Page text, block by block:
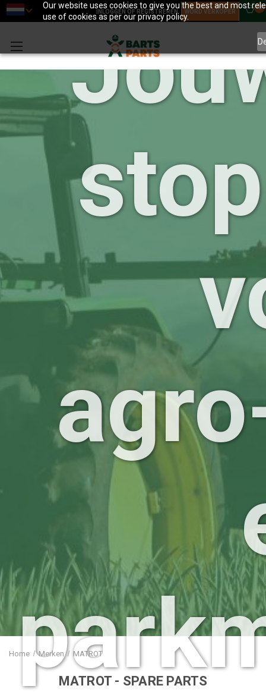
Our website uses cookies to give you the best and most
use of cookies as per our privacy policy.
INLOGGEN OF REGISTREREN WORD VERKOPER
0
Home Merken MATROT
MATROT - SPARE PARTS